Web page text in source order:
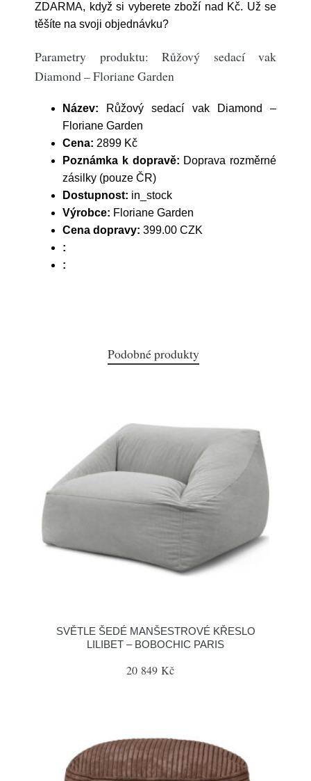
ZDARMA, když si vyberete zboží nad Kč. Už se
těšíte na svoji objednávku?
Parametry produktu: Růžový sedací vak
Diamond – Floriane Garden
Název: Růžový sedací vak Diamond –
Floriane Garden
Cena: 2899 Kč
Poznámka k dopravě: Doprava rozměrné
zásilky (pouze ČR)
Dostupnost: in_stock
Výrobce: Floriane Garden
Cena dopravy: 399.00 CZK
:
:
Podobné produkty
SVĚTLE ŠEDÉ MANŠESTROVÉ KŘESLO
LILIBET – BOBOCHIC PARIS
20 849 Kč